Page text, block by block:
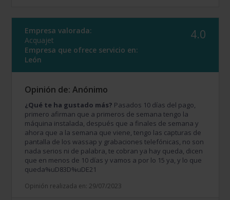
Empresa valorada:
Acquajet
Empresa que ofrece servicio en:
León
4.0
Opinión de: Anónimo
¿Qué te ha gustado más? Pasados 10 días del pago,
primero afirman que a primeros de semana tengo la
máquina instalada, después que a finales de semana y
ahora que a la semana que viene, tengo las capturas de
pantalla de los wassap y grabaciones telefónicas, no son
nada serios ni de palabra, te cobran ya hay queda, dicen
que en menos de 10 días y vamos a por lo 15 ya, y lo que
queda%uD83D%uDE21
Opinión realizada en: 29/07/2023